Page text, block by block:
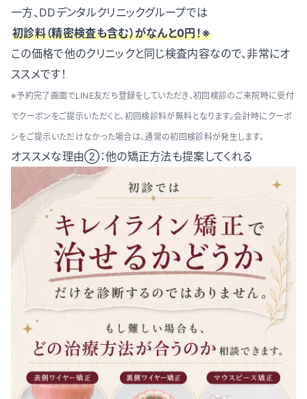
一方、DDデンタルクリニックグループでは
初診料（精密検査も含む）がなんと0円！※
この価格で他のクリニックと同じ検査内容なので、非常にオ
ススメです！
※予約完了画面でLINE友だち登録をしていただき、初回検診のご来院時に受付
でクーポンをご提示いただくと、初回検診料が無料となります。会計時にクーポ
ンをご提示いただけなかった場合は、通常の初回検診料が発生します。
オススメな理由②：他の矯正方法も提案してくれる